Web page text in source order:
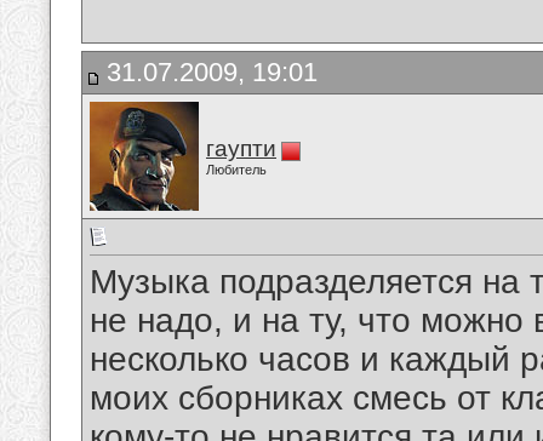
31.07.2009, 19:01
гаупти
Любитель
Музыка подразделяется
не надо, и на ту, что можно
несколько часов и каждый
моих сборниках смесь от